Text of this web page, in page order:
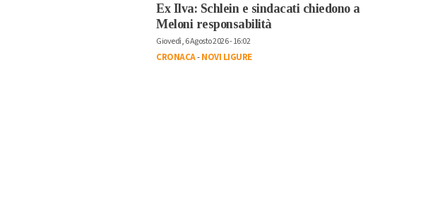
Ex Ilva: Schlein e sindacati chiedono a
Meloni responsabilità
Giovedì, 6 Agosto 2026 - 16:02
CRONACA-NOVI LIGURE